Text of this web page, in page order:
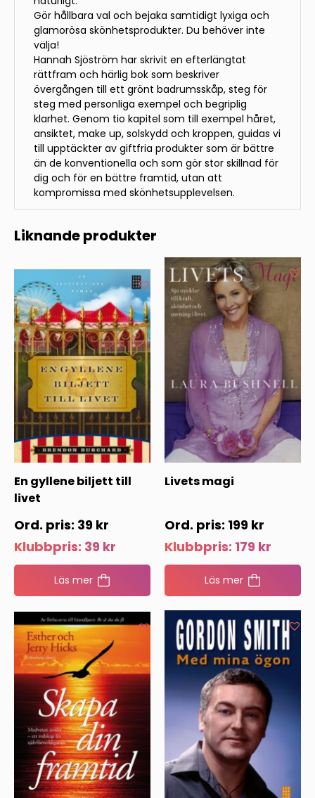
Gör hållbara val och bejaka samtidigt lyxiga och
glamorösa skönhetsprodukter. Du behöver inte
välja!
Hannah Sjöström har skrivit en efterlängtat
rättfram och härlig bok som beskriver
övergången till ett grönt badrumsskåp, steg för
steg med personliga exempel och begriplig
klarhet. Genom tio kapitel som till exempel håret,
ansiktet, make up, solskydd och kroppen, guidas vi
till upptäckter av giftfria produkter som är bättre
än de konventionella och som gör stor skillnad för
dig och för en bättre framtid, utan att
kompromissa med skönhetsupplevelsen.
Liknande produkter
En gyllene biljett till
livet
39 kr
Klubbpris: 39 kr
Läs mer
Livets magi
199 kr
Klubbpris: 179 kr
Läs mer